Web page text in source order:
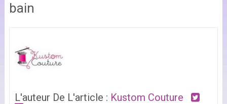
bain
L'auteur De L'article : Kustom Couture